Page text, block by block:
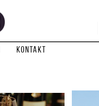
Kontakt